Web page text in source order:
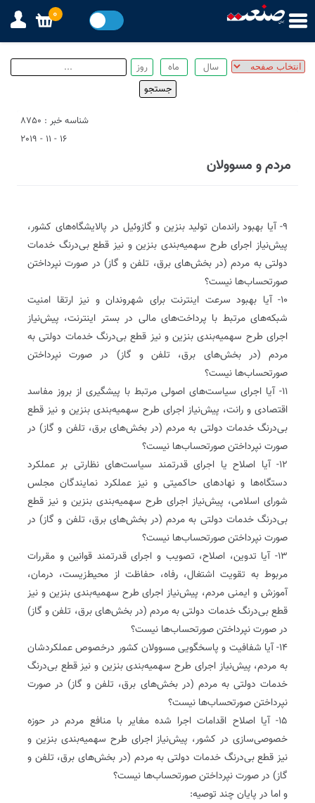
شناسه خبر : 8750
16 - 11 - 2019
مردم و مسوولان
۹- آیا بهبود راندمان تولید بنزین و گازوئیل در پالایشگاه‌های کشور،
پیش‌نیاز اجرای طرح سهمیه‌بندی بنزین و نیز قطع بی‌درنگ خدمات
دولتی به مردم (در بخش‌های برق، تلفن و گاز) در صورت نپرداختن
صورتحساب‌ها نیست؟
۱۰- آیا بهبود سرعت اینترنت برای شهروندان و نیز ارتقا امنیت
شبکه‌های مرتبط با پرداخت‌های مالی در بستر اینترنت، پیش‌نیاز
اجرای طرح سهمیه‌بندی بنزین و نیز قطع بی‌درنگ خدمات دولتی به
مردم (در بخش‌های برق، تلفن و گاز) در صورت نپرداختن
صورتحساب‌ها نیست؟
۱۱- آیا اجرای سیاست‌های اصولی مرتبط با پیشگیری از بروز مفاسد
اقتصادی و رانت، پیش‌نیاز اجرای طرح سهمیه‌بندی بنزین و نیز قطع
بی‌درنگ خدمات دولتی به مردم (در بخش‌های برق، تلفن و گاز) در
صورت نپرداختن صورتحساب‌ها نیست؟
۱۲- آیا اصلاح یا اجرای قدرتمند سیاست‌های نظارتی بر عملکرد
دستگاه‌ها و نهادهای حاکمیتی و نیز عملکرد نمایندگان مجلس
شورای اسلامی، پیش‌نیاز اجرای طرح سهمیه‌بندی بنزین و نیز قطع
بی‌درنگ خدمات دولتی به مردم (در بخش‌های برق، تلفن و گاز) در
صورت نپرداختن صورتحساب‌ها نیست؟
۱۳- آیا تدوین، اصلاح، تصویب و اجرای قدرتمند قوانین و مقررات
مربوط به تقویت اشتغال، رفاه، حفاظت از محیط‌زیست، درمان،
آموزش و ایمنی مردم، پیش‌نیاز اجرای طرح سهمیه‌بندی بنزین و نیز
قطع بی‌درنگ خدمات دولتی به مردم (در بخش‌های برق، تلفن و گاز)
در صورت نپرداختن صورتحساب‌ها نیست؟
۱۴- آیا شفافیت و پاسخگویی مسوولان کشور درخصوص عملکردشان
به مردم، پیش‌نیاز اجرای طرح سهمیه‌بندی بنزین و نیز قطع بی‌درنگ
خدمات دولتی به مردم (در بخش‌های برق، تلفن و گاز) در صورت
نپرداختن صورتحساب‌ها نیست؟
۱۵- آیا اصلاح اقدامات اجرا شده مغایر با منافع مردم در حوزه
خصوصی‌سازی در کشور، پیش‌نیاز اجرای طرح سهمیه‌بندی بنزین و
نیز قطع بی‌درنگ خدمات دولتی به مردم (در بخش‌های برق، تلفن و
گاز) در صورت نپرداختن صورتحساب‌ها نیست؟
و اما در پایان چند توصیه:
0